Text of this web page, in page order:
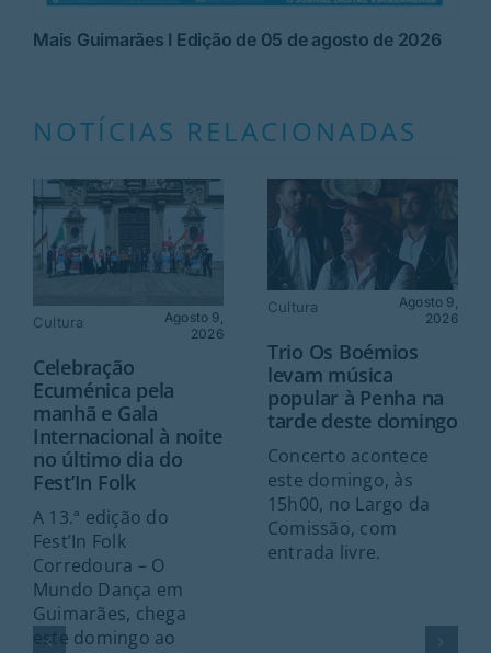
Mais Guimarães I Edição de 05 de agosto de 2026
NOTÍCIAS RELACIONADAS
Cultura
Agosto 9,
2026
Celebração
Ecuménica pela
manhã e Gala
Internacional à noite
no último dia do
Fest’In Folk
A 13.ª edição do
Fest’In Folk
Corredoura – O
Mundo Dança em
Guimarães, chega
este domingo ao
Cultura
Agosto 9,
2026
Trio Os Boémios
levam música
popular à Penha na
tarde deste domingo
Concerto acontece
este domingo, às
15h00, no Largo da
Comissão, com
entrada livre.